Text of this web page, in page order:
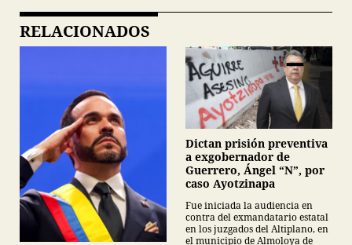
RELACIONADOS
Dictan prisión preventiva
a exgobernador de
Guerrero, Ángel “N”, por
caso Ayotzinapa
Fue iniciada la audiencia en
contra del exmandatario estatal
en los juzgados del Altiplano, en
el municipio de Almoloya de